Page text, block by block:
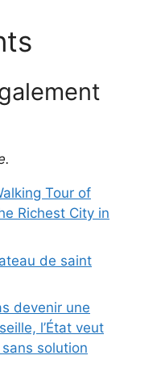
Tour of
Richest City in
de saint
devenir une
l’État veut
solution